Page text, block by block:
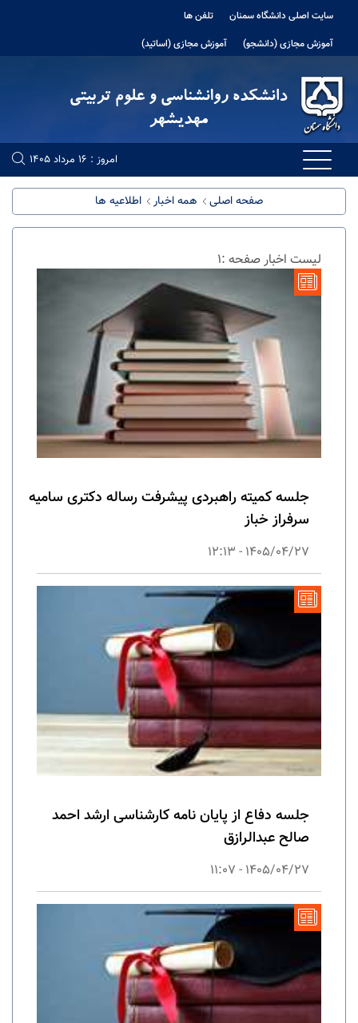
سایت اصلی دانشگاه سمنان
تلفن ها
آموزش مجازی (دانشجو)
آموزش مجازی (اساتید)
امروز : 16 مرداد 1405
صفحه اصلی همه اخبار اطلاعیه ها
لیست اخبار صفحه :1
جلسه کمیته راهبردی پیشرفت رساله دکتری سامیه
سرفراز خباز
1405/04/27 - 12:13
جلسه دفاع از پایان نامه کارشناسی ارشد احمد
صالح عبدالرازق
1405/04/27 - 11:07